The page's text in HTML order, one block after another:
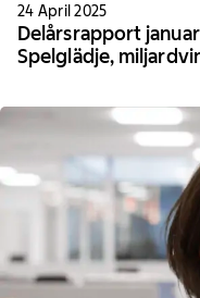
24 April 2025
Delårsrapport
Spelglädje,